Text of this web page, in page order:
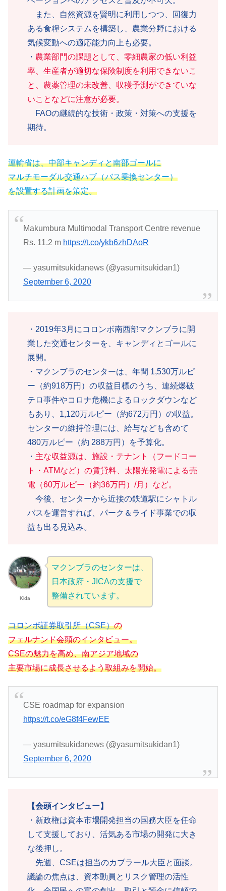
また、自然資源を賢明に利用しつつ、回復力
ある食糧システムを構築し、農業分野における
気候変動への適応能力向上も必要。
・ 農業部門の課題として、零細農家の低い利益
率、生産者が適切な保険制度を利用できないこ
と、農薬管理の未改善、収穫予測ができていな
いことなどに注意が必要。
FAOの継続的な技術・政策・対策への支援を
期待。
運輸省は、中部キャンディと南部ゴールに
マルチモーダル交通ハブ（バス乗換センター）
を設置する計画を策定。
Makumbura Multimodal Transport Centre revenue
Rs. 11.2 m https://t.co/ykb6zhDAoR
— yasumitsukidanews (@yasumitsukidan1)
September 6, 2020
・2019年3月にコロンボ南西部マクンブラに開
業した交通センターを、キャンディとゴールに
展開。
・マクンブラのセンターは、年間 1,530万ルピ
ー（約918万円）の収益目標のうち、連続爆破
テロ事件やコロナ危機によるロックダウンなど
もあり、1,120万ルピー（約672万円）の収益。
センターの維持管理には、給与なども含めて
480万ルピー（約 288万円）を予算化。
・ 主な収益源は、施設・テナント（フードコー
ト・ATMなど）の賃貸料、太陽光発電による売
電（60万ルピー（約36万円）/月）など。
今後、センターから近接の鉄道駅にシャトル
バスを運営すれば、パーク＆ライド事業での収
益も出る見込み。
Kida
マクンブラのセンターは、
日本政府・JICAの支援で
整備されています。
コロンボ証券取引所（CSE）の
フェルナンド会頭のインタビュー。
CSEの魅力を高め、南アジア地域の
主要市場に成長させるよう取組みを開始。
CSE roadmap for expansion
https://t.co/eG8f4FewEE
— yasumitsukidanews (@yasumitsukidan1)
September 6, 2020
【会頭インタビュー】
・新政権は資本市場開発担当の国務大臣を任命
して支援しており、活気ある市場の開発に大き
な後押し。
先週、CSEは担当のカブラール大臣と面談。
議論の焦点は、資本動員とリスク管理の活性